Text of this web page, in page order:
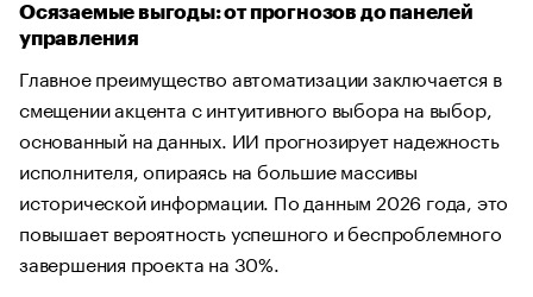
Осязаемые выгоды: от прогнозов до панелей
управления
Главное преимущество автоматизации заключается в
смещении акцента с интуитивного выбора на выбор,
основанный на данных. ИИ прогнозирует надежность
исполнителя, опираясь на большие массивы
исторической информации. По данным 2026 года, это
повышает вероятность успешного и беспроблемного
завершения проекта на 30%.